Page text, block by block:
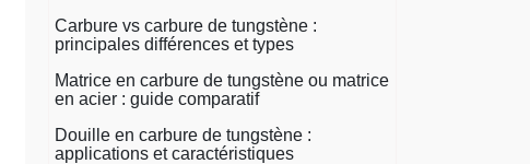
Carbure vs carbure de tungstène :
principales différences et types
Matrice en carbure de tungstène ou matrice
en acier : guide comparatif
Douille en carbure de tungstène :
applications et caractéristiques